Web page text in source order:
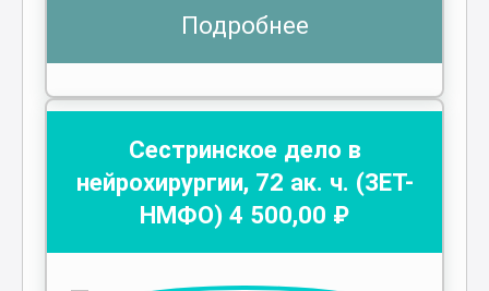
Подробнее
Сестринское дело в
нейрохирургии, 72 ак. ч. (ЗЕТ-
НМФО) 4 500,00 ₽